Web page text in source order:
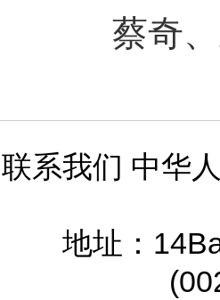
蔡奇、
联系我们 中华
地址：